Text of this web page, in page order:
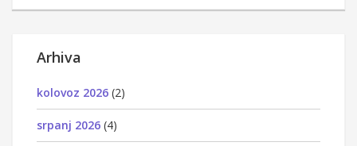
Arhiva
kolovoz 2026 (2)
srpanj 2026 (4)